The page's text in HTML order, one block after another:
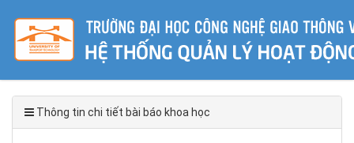
Thông tin chi tiết bài báo khoa học